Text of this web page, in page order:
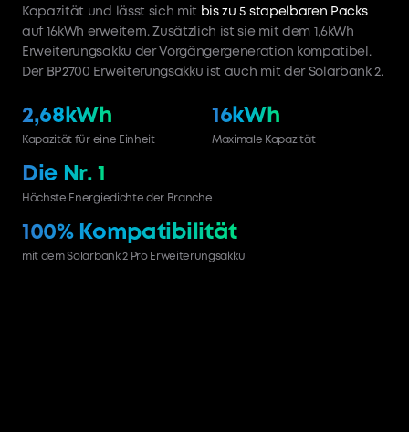
Kapazität und lässt sich mit bis zu 5 stapelbaren Packs
auf 16kWh erweitern. Zusätzlich ist sie mit dem 1,6kWh
Erweiterungsakku der Vorgängergeneration kompatibel.
Der BP2700 Erweiterungsakku ist auch mit der Solarbank 2.
2,68kWh
Kapazität für eine Einheit
16kWh
Maximale Kapazität
Die Nr. 1
Höchste Energiedichte der Branche
100% Kompatibilität
mit dem Solarbank 2 Pro Erweiterungsakku